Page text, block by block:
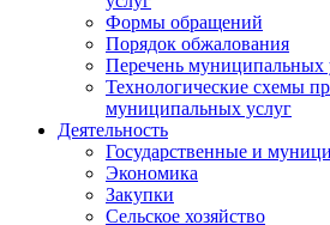
Формы обращений
Порядок обжалования
Перечень муниципальных
Технологические схемы
муниципальных услуг
Деятельность
Государственные и
Экономика
Закупки
Сельское хозяйство